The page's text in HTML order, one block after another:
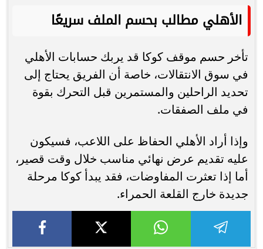
الأهلي مطالب بحسم الملف سريعًا
تأخر حسم موقف كوكا قد يربك حسابات الأهلي
في سوق الانتقالات، خاصة أن الفريق يحتاج إلى
تحديد الراحلين والمستمرين قبل التحرك بقوة
في ملف الصفقات.
وإذا أراد الأهلي الحفاظ على اللاعب، فسيكون
عليه تقديم عرض نهائي مناسب خلال وقت قصير،
أما إذا تعثرت المفاوضات، فقد يبدأ كوكا مرحلة
جديدة خارج القلعة الحمراء.